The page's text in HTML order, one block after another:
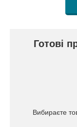
Готові
Вибираєте